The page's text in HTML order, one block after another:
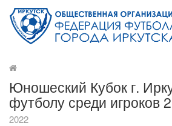
Юношеский Кубок г.
футболу среди игроков
2022